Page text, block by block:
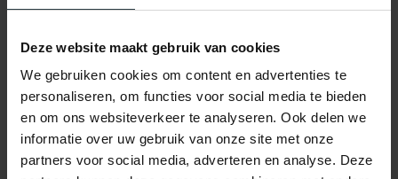
Deze website maakt gebruik van cookies
We gebruiken cookies om content en advertenties te
personaliseren, om functies voor social media te bieden
en om ons websiteverkeer te analyseren. Ook delen we
informatie over uw gebruik van onze site met onze
partners voor social media, adverteren en analyse. Deze
-10%
Premium 16 - Sisal
vloerkleed
Premium 16 - Sisal vloerkleed
op voorraad
★★★★★ (6)
-16%
Luxor 23 - wollen
vloerkleed
Luxor 23 - wollen vloerkleed
op voorraad
★★★★★ (1)